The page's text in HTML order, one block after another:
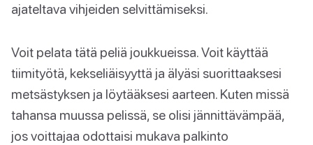
ajateltava vihjeiden selvittämiseksi.
Voit pelata tätä peliä joukkueissa. Voit käyttää
tiimityötä, kekseliäisyyttä ja älyäsi suorittaaksesi
metsästyksen ja löytääksesi aarteen. Kuten missä
tahansa muussa pelissä, se olisi jännittävämpää,
jos voittajaa odottaisi mukava palkinto